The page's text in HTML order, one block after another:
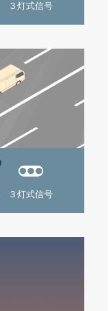
３灯式信号
３灯式信号